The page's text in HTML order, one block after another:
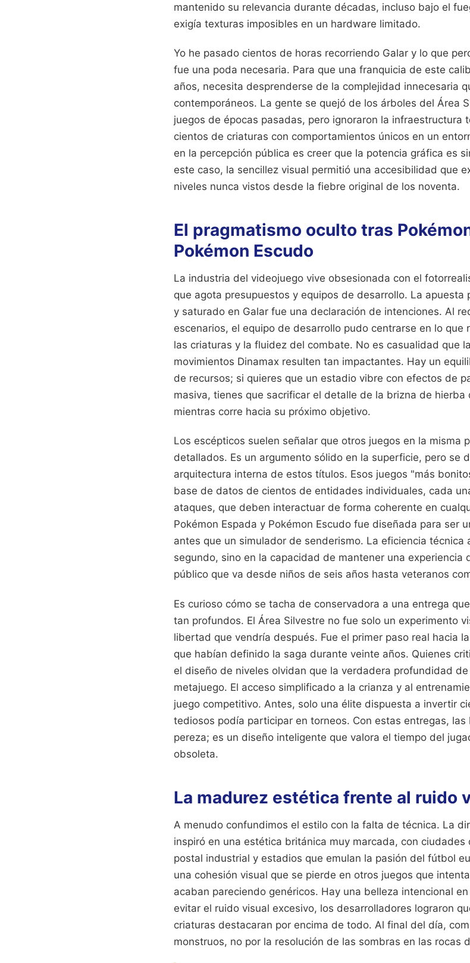
mantenido su relevancia durante décadas, incluso bajo el
exigía texturas imposibles en un hardware limitado.
Yo he pasado cientos de horas recorriendo Galar y lo que
fue una poda necesaria. Para que una franquicia de este
años, necesita desprenderse de la complejidad innecesaria
contemporáneos. La gente se quejó de los árboles del Área
juegos de épocas pasadas, pero ignoraron la infraestructura
cientos de criaturas con comportamientos únicos en un
en la percepción pública es creer que la potencia gráfica es
este caso, la sencillez visual permitió una accesibilidad que
niveles nunca vistos desde la fiebre original de los noventa.
El pragmatismo oculto tras
Pokémon Escudo
La industria del videojuego vive obsesionada con el
que agota presupuestos y equipos de desarrollo. La
y saturado en Galar fue una declaración de intenciones. Al
escenarios, el equipo de desarrollo pudo centrarse en lo
las criaturas y la fluidez del combate. No es casualidad que
movimientos Dinamax resulten tan impactantes. Hay un
de recursos; si quieres que un estadio vibre con efectos de
masiva, tienes que sacrificar el detalle de la brizna de hierba
mientras corre hacia su próximo objetivo.
Los escépticos suelen señalar que otros juegos en la misma
detallados. Es un argumento sólido en la superficie, pero se
arquitectura interna de estos títulos. Esos juegos "más
base de datos de cientos de entidades individuales, cada
ataques, que deben interactuar de forma coherente en
Pokémon Espada y Pokémon Escudo fue diseñada para ser
antes que un simulador de senderismo. La eficiencia técnica
segundo, sino en la capacidad de mantener una experiencia
público que va desde niños de seis años hasta veteranos
Es curioso cómo se tacha de conservadora a una entrega
tan profundos. El Área Silvestre no fue solo un experimento
libertad que vendría después. Fue el primer paso real hacia
que habían definido la saga durante veinte años. Quienes
el diseño de niveles olvidan que la verdadera profundidad
metajuego. El acceso simplificado a la crianza y al
juego competitivo. Antes, solo una élite dispuesta a invertir
tediosos podía participar en torneos. Con estas entregas, las
pereza; es un diseño inteligente que valora el tiempo del
obsoleta.
La madurez estética frente al ruido
A menudo confundimos el estilo con la falta de técnica. La
inspiró en una estética británica muy marcada, con ciudades
postal industrial y estadios que emulan la pasión del fútbol
una cohesión visual que se pierde en otros juegos que
acaban pareciendo genéricos. Hay una belleza intencional
evitar el ruido visual excesivo, los desarrolladores lograron
criaturas destacaran por encima de todo. Al final del día,
monstruos, no por la resolución de las sombras en las rocas